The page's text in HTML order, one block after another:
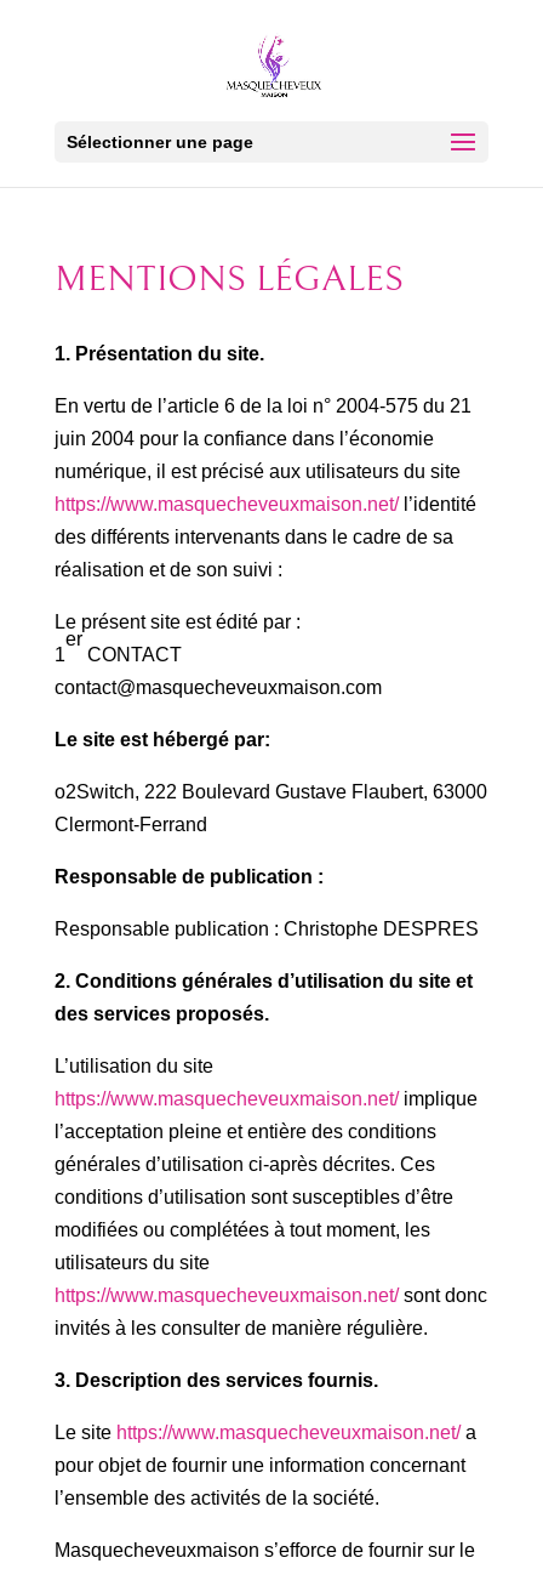
Sélectionner une page
MENTIONS LÉGALES
1. Présentation du site.
En vertu de l’article 6 de la loi n° 2004-575 du 21
juin 2004 pour la confiance dans l’économie
numérique, il est précisé aux utilisateurs du site
https://www.masquecheveuxmaison.net/l’identité
des différents intervenants dans le cadre de sa
réalisation et de son suivi :
Le présent site est édité par :
1
er
CONTACT
contact@masquecheveuxmaison.com
Le site est hébergé par:
o2Switch, 222 Boulevard Gustave Flaubert, 63000
Clermont-Ferrand
Responsable de publication :
Responsable publication : Christophe DESPRES
2. Conditions générales d’utilisation du site et
des services proposés.
L’utilisation du site
https://www.masquecheveuxmaison.net/implique
l’acceptation pleine et entière des conditions
générales d’utilisation ci-après décrites. Ces
conditions d’utilisation sont susceptibles d’être
modifiées ou complétées à tout moment, les
utilisateurs du site
https://www.masquecheveuxmaison.net/sont donc
invités à les consulter de manière régulière.
3. Description des services fournis.
Le site https://www.masquecheveuxmaison.net/a
pour objet de fournir une information concernant
l’ensemble des activités de la société.
Masquecheveuxmaison s’efforce de fournir sur le